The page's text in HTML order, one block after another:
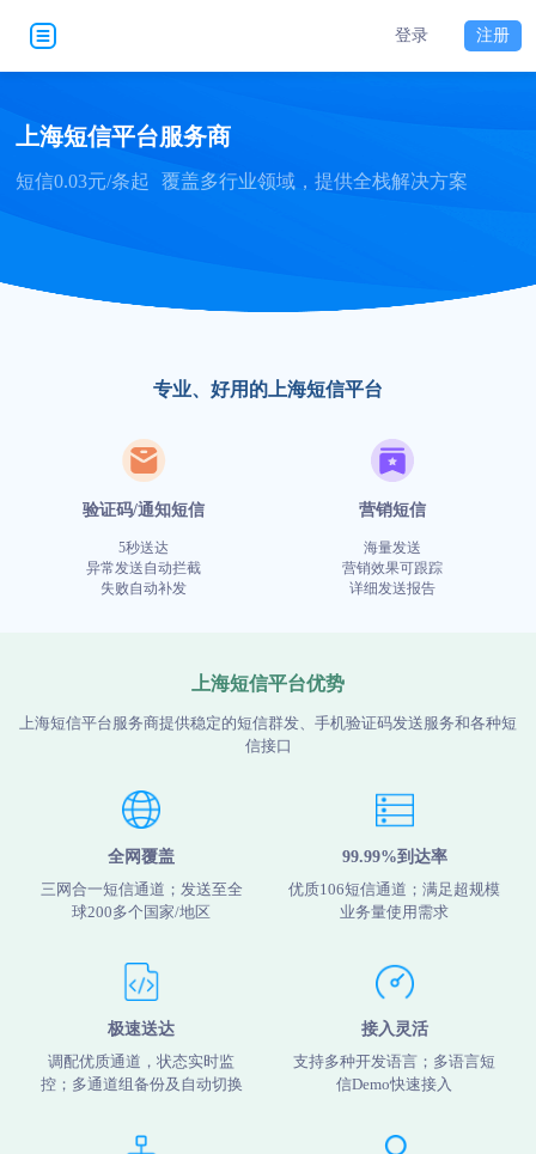
登录 注册
上海短信平台服务商
短信0.03元/条起 覆盖多行业领域，提供全栈解决方案
专业、好用的上海短信平台
验证码/通知短信
5秒送达
异常发送自动拦截
失败自动补发
营销短信
海量发送
营销效果可跟踪
详细发送报告
上海短信平台优势
上海短信平台服务商提供稳定的短信群发、手机验证码发送服务和各种短
信接口
全网覆盖
三网合一短信通道；发送至全
球200多个国家/地区
99.99%到达率
优质106短信通道；满足超规模
业务量使用需求
极速送达
调配优质通道，状态实时监
控；多通道组备份及自动切换
接入灵活
支持多种开发语言；多语言短
信Demo快速接入